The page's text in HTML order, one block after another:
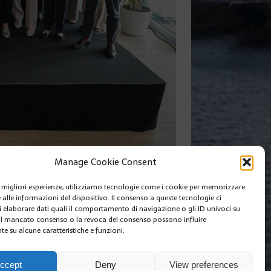
Manage Cookie Consent
migliori esperienze, utilizziamo tecnologie come i cookie per memorizzare
alle informazioni del dispositivo. Il consenso a queste tecnologie ci
elaborare dati quali il comportamento di navigazione o gli ID univoci su
mancato consenso o la revoca del consenso possono influire
su alcune caratteristiche e funzioni.
Deny View preferences
SIAMO COOKIE POLICY (EU)